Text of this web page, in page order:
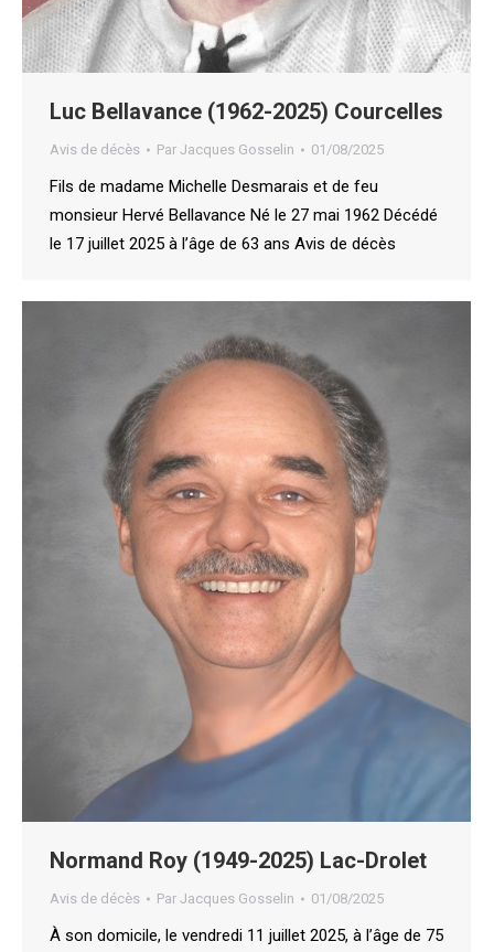
Luc Bellavance (1962-2025) Courcelles
Avis de décès Par Jacques Gosselin 01/08/2025
Fils de madame Michelle Desmarais et de feu
monsieur Hervé Bellavance Né le 27 mai 1962 Décédé
le 17 juillet 2025 à l’âge de 63 ans Avis de décès
Normand Roy (1949-2025) Lac-Drolet
Avis de décès Par Jacques Gosselin 01/08/2025
À son domicile, le vendredi 11 juillet 2025, à l’âge de 75